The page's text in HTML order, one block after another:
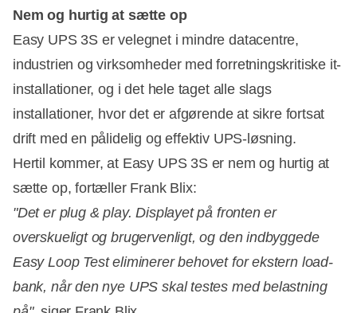
Nem og hurtig at sætte op
Easy UPS 3S er velegnet i mindre datacentre,
industrien og virksomheder med forretningskritiske it-
installationer, og i det hele taget alle slags
installationer, hvor det er afgørende at sikre fortsat
drift med en pålidelig og effektiv UPS-løsning.
Hertil kommer, at Easy UPS 3S er nem og hurtig at
sætte op, fortæller Frank Blix:
"Det er plug & play. Displayet på fronten er
overskueligt og brugervenligt, og den indbyggede
Easy Loop Test eliminerer behovet for ekstern load-
bank, når den nye UPS skal testes med belastning